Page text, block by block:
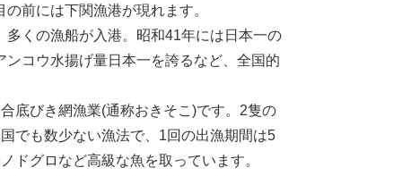
前には下関漁港が現れます。
くの漁船が入港。昭和41年には日本一の
コウ水揚げ量日本一を誇るなど、全国的
底びき網漁業(通称おきそこ)です。2隻の
でも数少ない漁法で、1回の出漁期間は5
ドグロなど高級な魚を取っています。